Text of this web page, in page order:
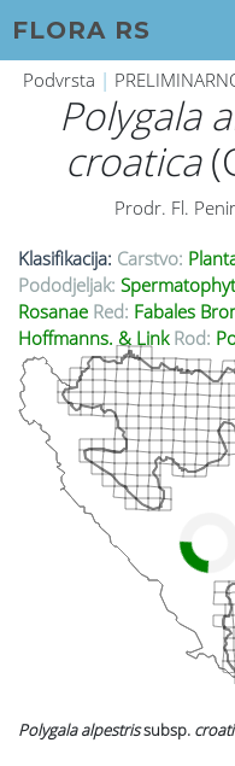
FLORA RS
Podvrsta |
Polygala
croatica
Prodr. Fl.
Klasifikacija: Carstvo:
Pododjeljak:
Rosanae Red: Fabales
Hoffmanns. & Link Rod:
Polygala alpestrissubsp.